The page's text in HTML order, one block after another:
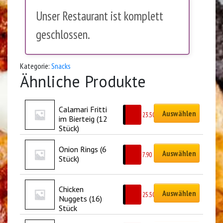
Unser Restaurant ist komplett
geschlossen.
Kategorie: Snacks
Ähnliche Produkte
Calamari Fritti
im Bierteig (12
Stück)
23.50 Auswählen
Onion Rings (6
Stück)
7.90 Auswählen
Chicken
Nuggets (16)
Stück
25.50 Auswählen